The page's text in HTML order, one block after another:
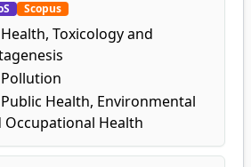
Scopus
Health, Toxicology and
Pollution
Public Health, Environmental
Occupational Health